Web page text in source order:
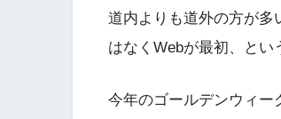
道内よりも道外の方が多
はなくWebが最初、とい
今年のゴールデンウィー